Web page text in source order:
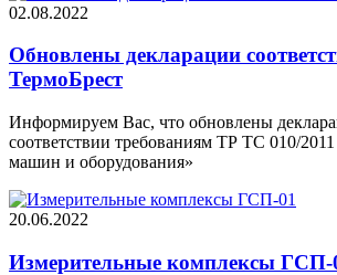
02.08.2022
Обновлены декларации
ТермоБрест
Информируем Вас, что обновлены
соответствии требованиям ТР ТС 010/
машин и оборудования»
20.06.2022
Измерительные комплексы ГСП-